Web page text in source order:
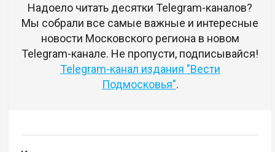
Надоело читать десятки Telegram-каналов?
Мы собрали все самые важные и интересные
новости Московского региона в новом
Telegram-канале. Не пропусти, подписывайся!
Telegram-канал издания "Вести
Подмосковья".